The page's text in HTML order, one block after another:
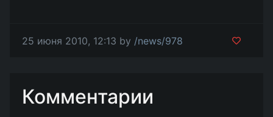
25 июня 2010, 12:13 by /news/978
Комментарии